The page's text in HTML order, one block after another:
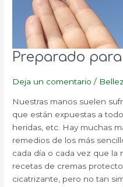
Preparado
Deja un comentario /
Nuestras manos suelen
que están expuestas a
heridas, etc. Hay muchas
remedios de los más
cada día o cada vez que la
recetas de cremas
cicatrizante, pero no tan